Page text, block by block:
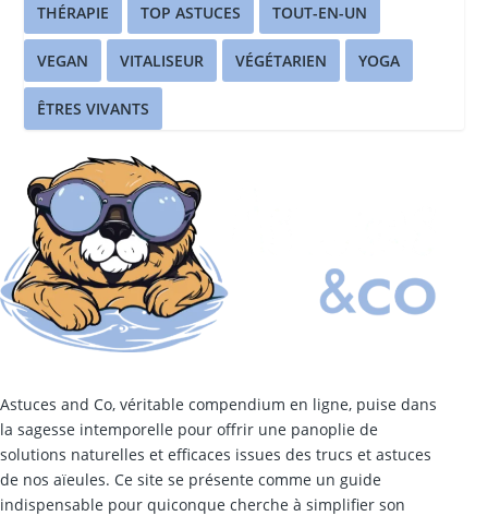
THÉRAPIE TOP ASTUCES TOUT-EN-UN
VEGAN VITALISEUR VÉGÉTARIEN YOGA
ÊTRES VIVANTS
Astuces and Co, véritable compendium en ligne, puise dans
la sagesse intemporelle pour offrir une panoplie de
solutions naturelles et efficaces issues des trucs et astuces
de nos aïeules. Ce site se présente comme un guide
indispensable pour quiconque cherche à simplifier son